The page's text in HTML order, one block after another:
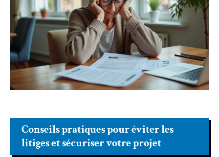
Conseils pratiques pour éviter les
litiges et sécuriser votre projet